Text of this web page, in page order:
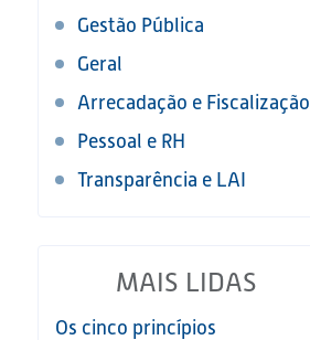
Gestão Pública
Geral
Arrecadação e Fiscalização
Pessoal e RH
Transparência e LAI
MAIS LIDAS
Os cinco princípios